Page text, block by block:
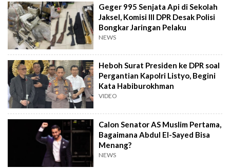
Geger 995 Senjata Api di Sekolah
Jaksel, Komisi III DPR Desak Polisi
Bongkar Jaringan Pelaku
NEWS
Heboh Surat Presiden ke DPR soal
Pergantian Kapolri Listyo, Begini
Kata Habiburokhman
VIDEO
Calon Senator AS Muslim Pertama,
Bagaimana Abdul El-Sayed Bisa
Menang?
NEWS